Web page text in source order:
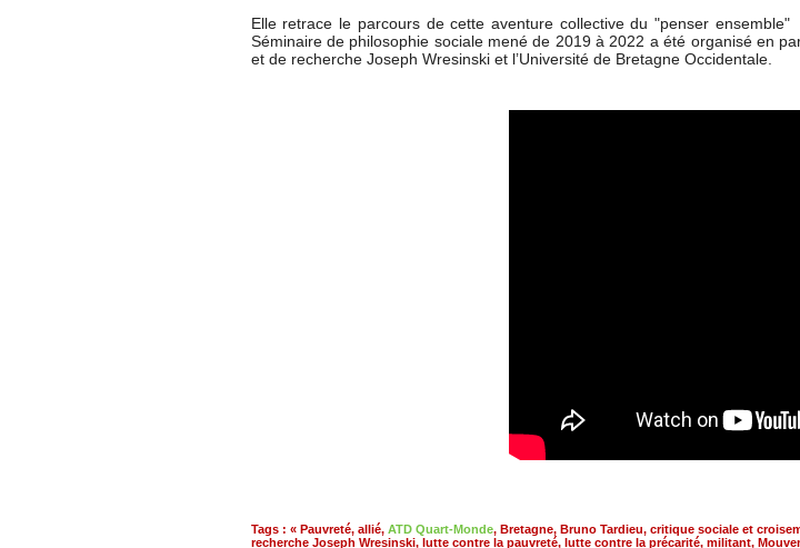
Elle retrace le parcours de cette aventure collective du "penser
Séminaire de philosophie sociale mené de 2019 à 2022 a été organisé en
et de recherche Joseph Wresinski et l’Université de Bretagne Occidentale.
Tags: « Pauvreté, allié, ATD Quart-Monde, Bretagne, Bruno Tardieu, critique sociale et
recherche Joseph Wresinski, lutte contre la pauvreté, lutte contre la précarité, militant,